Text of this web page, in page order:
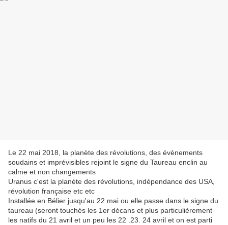
Le 22 mai 2018, la planète des révolutions, des évènements
soudains et imprévisibles rejoint le signe du Taureau enclin au
calme et non changements
Uranus c'est la planète des révolutions, indépendance des USA,
révolution française etc etc
Installée en Bélier jusqu'au 22 mai ou elle passe dans le signe du
taureau (seront touchés les 1er décans et plus particulièrement
les natifs du 21 avril et un peu les 22 .23. 24 avril et on est parti